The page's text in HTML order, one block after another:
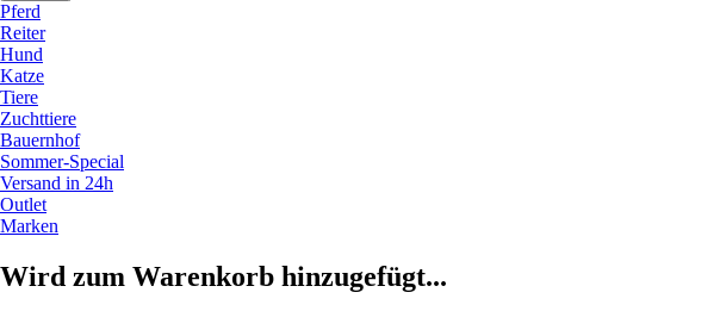
Pferd
Reiter
Hund
Katze
Tiere
Zuchttiere
Bauernhof
Sommer-Special
Versand in 24h
Outlet
Marken
Wird zum Warenkorb hinzugefügt...